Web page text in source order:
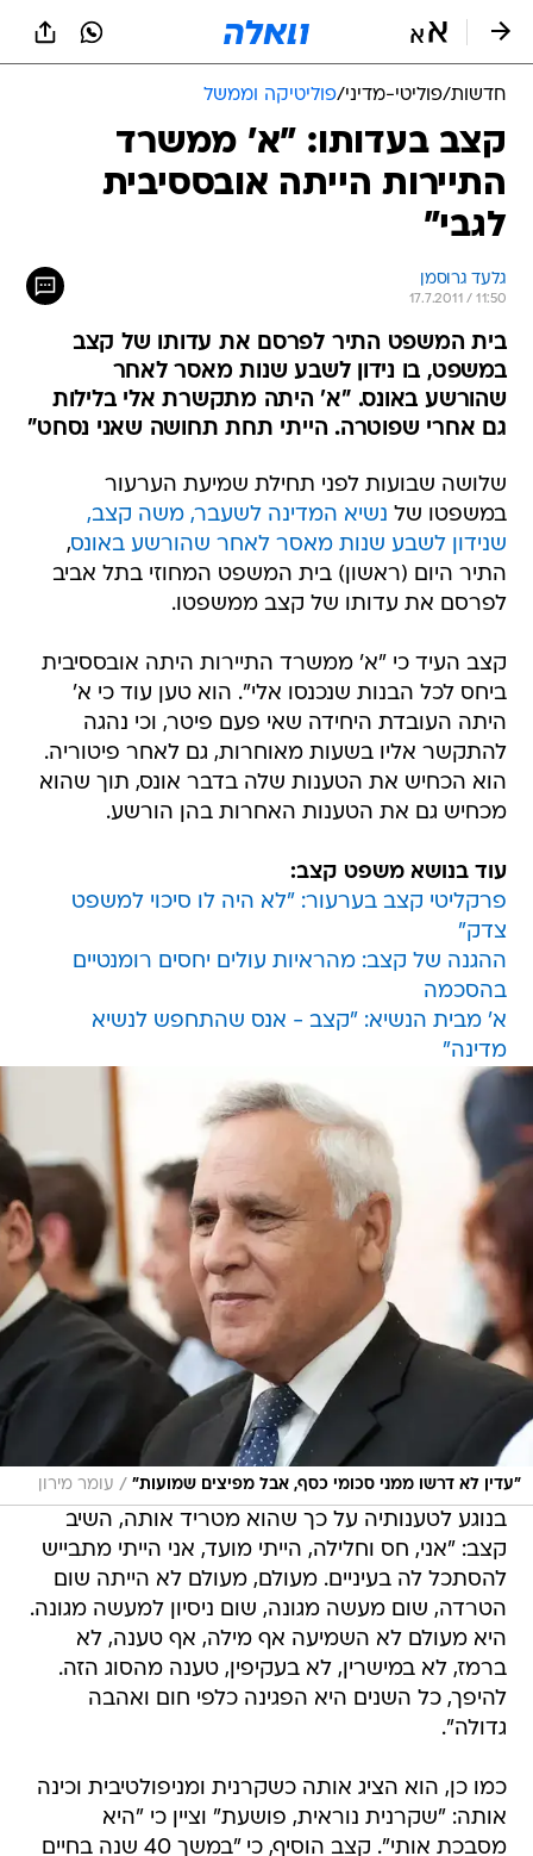
חדשות/פוליטי-מדיני/פוליטיקה וממשל
קצב בעדותו: "א' ממשרד
התיירות הייתה אובססיבית
לגבי"
גלעד גרוסמן
17.7.2011 / 11:50
בית המשפט התיר לפרסם את עדותו של קצב
במשפט, בו נידון לשבע שנות מאסר לאחר
שהורשע באונס. "א' היתה מתקשרת אלי בלילות
גם אחרי שפוטרה. הייתי תחת תחושה שאני נסחט"
שלושה שבועות לפני תחילת שמיעת הערעור
במשפטו של נשיא המדינה לשעבר, משה קצב,
שנידון לשבע שנות מאסר לאחר שהורשע באונס,
התיר היום (ראשון) בית המשפט המחוזי בתל אביב
לפרסם את עדותו של קצב ממשפטו.
קצב העיד כי "א' ממשרד התיירות היתה אובססיבית
ביחס לכל הבנות שנכנסו אלי". הוא טען עוד כי א'
היתה העובדת היחידה שאי פעם פיטר, וכי נהגה
להתקשר אליו בשעות מאוחרות, גם לאחר פיטוריה.
הוא הכחיש את הטענות שלה בדבר אונס, תוך שהוא
מכחיש גם את הטענות האחרות בהן הורשע.
עוד בנושא משפט קצב:
פרקליטי קצב בערעור: "לא היה לו סיכוי למשפט
צדק"
ההגנה של קצב: מהראיות עולים יחסים רומנטיים
בהסכמה
א' מבית הנשיא: "קצב - אנס שהתחפש לנשיא
מדינה"
"עדין לא דרשו ממני סכומי כסף, אבל מפיצים שמועות" / עומר מירון
בנוגע לטענותיה על כך שהוא מטריד אותה, השיב
קצב: "אני, חס וחלילה, הייתי מועד, אני הייתי מתבייש
להסתכל לה בעיניים. מעולם, מעולם לא הייתה שום
הטרדה, שום מעשה מגונה, שום ניסיון למעשה מגונה.
היא מעולם לא השמיעה אף מילה, אף טענה, לא
ברמז, לא במישרין, לא בעקיפין, טענה מהסוג הזה.
להיפך, כל השנים היא הפגינה כלפי חום ואהבה
גדולה".
כמו כן, הוא הציג אותה כשקרנית ומניפולטיבית וכינה
אותה: "שקרנית נוראית, פושעת" וציין כי "היא
מסבכת אותי". קצב הוסיף, כי "במשך 40 שנה בחיים